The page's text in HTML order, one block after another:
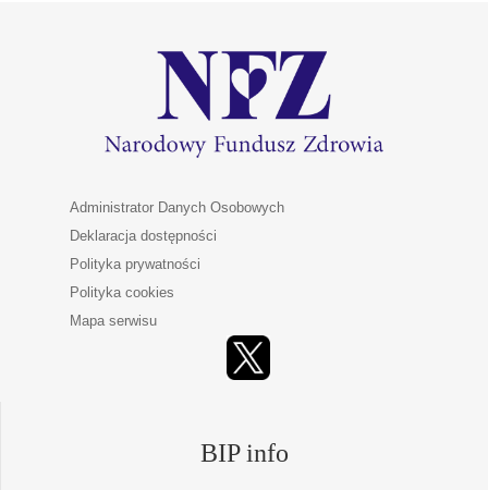
Administrator Danych Osobowych
Deklaracja dostępności
Polityka prywatności
Polityka cookies
Mapa serwisu
BIP info